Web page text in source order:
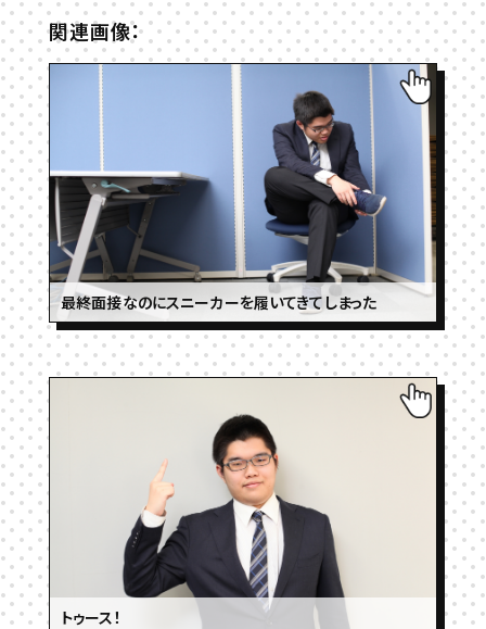
関連画像：
最終面接なのにスニーカーを履いてきてしまった
トゥース！